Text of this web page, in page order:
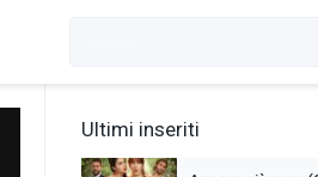
Ultimi inseriti